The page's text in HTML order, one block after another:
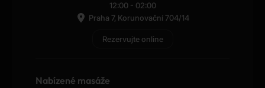
12:00- 02:00
Praha 7, Korunovační 704/14
Rezervujte online
Nabízené masáže